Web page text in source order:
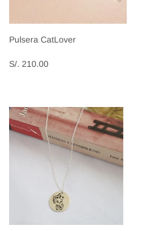
Pulsera CatLover
Precio
habitual
S/. 210.00